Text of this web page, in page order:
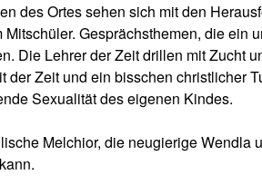
des Ortes sehen sich mit den
Gesprächsthemen, die ein
Die Lehrer der Zeit drillen mit Zucht
Zeit und ein bisschen christlicher
Sexualität des eigenen Kindes.
Melchior, die neugierige Wendla